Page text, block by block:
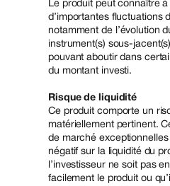
Le produit peut connaître
d’importantes fluctuations
notamment de l’évolution
instrument(s) sous-
pouvant aboutir dans
du montant investi.
Risque de liquidité
Ce produit comporte un
matériellement pertinent.
de marché
négatif sur la liquidité du
l’investisseur ne soit pas
facilement le produit ou